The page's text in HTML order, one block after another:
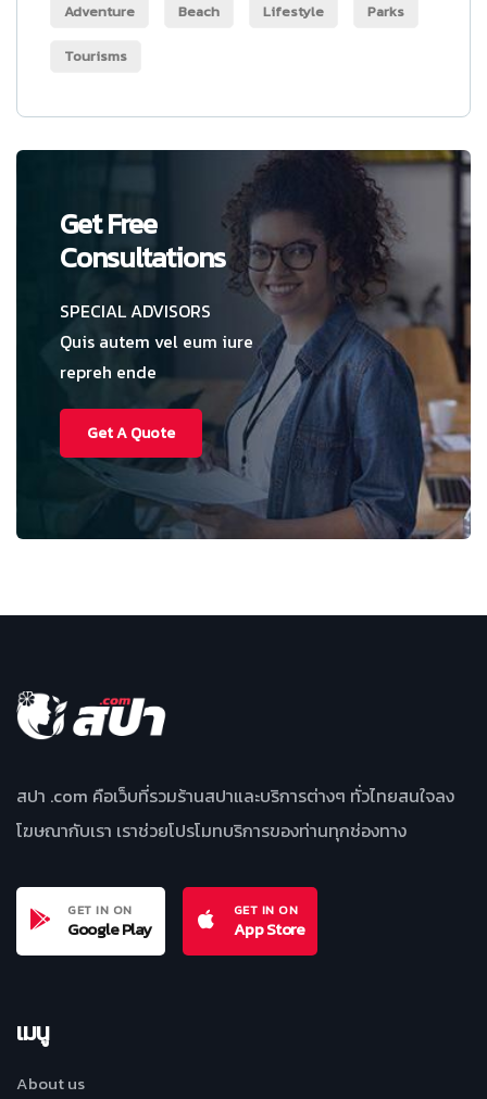
Adventure Beach Lifestyle Parks
Tourisms
Get Free
Consultations
SPECIAL ADVISORS
Quis autem vel eum iure
repreh ende
Get A Quote
สปา .com คือเว็บที่รวมร้านสปาและบริการต่างๆ ทั่วไทยสนใจลง
โฆษณากับเรา เราช่วยโปรโมทบริการของท่านทุกช่องทาง
GET IN ON
Google Play
GET IN ON
App Store
เมนู
About us